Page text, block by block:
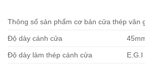
Thông số sản phẩm cơ bản cửa thép vân
Độ dày cánh cửa
Độ dày làm thép cánh cửa E.G.I